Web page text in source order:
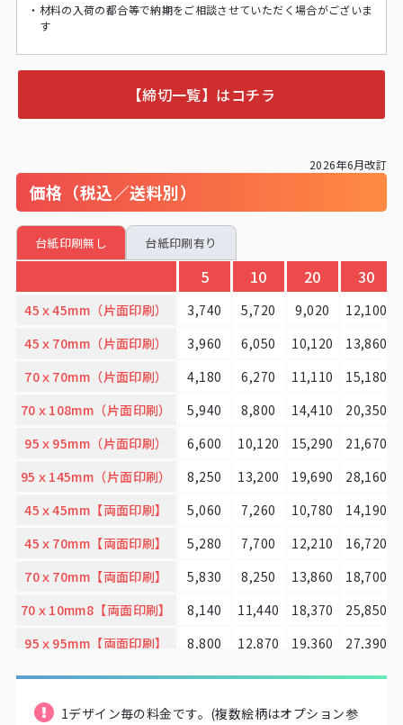
・ 材料の入荷の都合等で納期をご相談させていただく場合がございま
す
【締切一覧】はコチラ
2026年6月改訂
価格（税込／送料別）
台紙印刷無し 台紙印刷有り
5 10 20 30
45ｘ45mm（片面印刷） 3,740 5,720 9,020 12,100
45ｘ70mm（片面印刷）
3,960 6,050 10,120 13,860
70ｘ70mm（片面印刷）
4,180 6,270 11,110 15,180
70ｘ108mm（片面印刷）
5,940 8,800 14,410 20,350
95ｘ95mm（片面印刷）
6,600 10,120 15,290 21,670
95ｘ145mm（片面印刷）
8,250 13,200 19,690 28,160
45ｘ45mm【両面印刷】
5,060 7,260 10,780 14,190
45ｘ70mm【両面印刷】
5,280 7,700 12,210 16,720
70ｘ70mm【両面印刷】
5,830 8,250 13,860 18,700
70ｘ10mm8【両面印刷】
8,140 11,440 18,370 25,850
95ｘ95mm【両面印刷】
8,800 12,870 19,360 27,390
95ｘ145mm【両面印刷】
11,000 16,610 25,300 36,190
1デザイン毎の料金です。(複数絵柄はオプション参